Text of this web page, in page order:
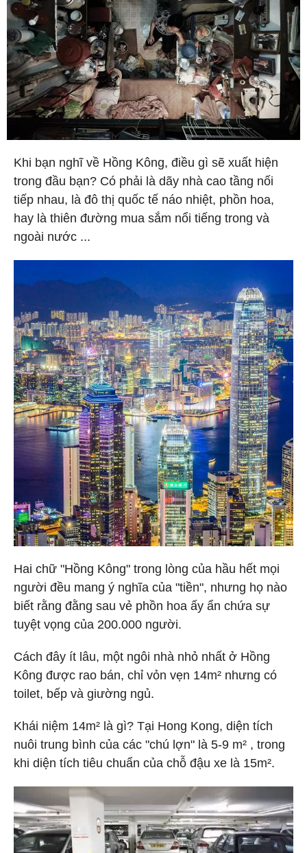
Khi bạn nghĩ về Hồng Kông, điều gì sẽ xuất hiện
trong đầu bạn? Có phải là dãy nhà cao tầng nối
tiếp nhau, là đô thị quốc tế náo nhiệt, phồn hoa,
hay là thiên đường mua sắm nổi tiếng trong và
ngoài nước ...
Hai chữ "Hồng Kông" trong lòng của hầu hết mọi
người đều mang ý nghĩa của "tiền", nhưng họ nào
biết rằng đằng sau vẻ phồn hoa ấy ẩn chứa sự
tuyệt vọng của 200.000 người.
Cách đây ít lâu, một ngôi nhà nhỏ nhất ở Hồng
Kông được rao bán, chỉ vỏn vẹn 14m² nhưng có
toilet, bếp và giường ngủ.
Khái niệm 14m² là gì? Tại Hong Kong, diện tích
nuôi trung bình của các "chú lợn" là 5-9 m² , trong
khi diện tích tiêu chuẩn của chỗ đậu xe là 15m².